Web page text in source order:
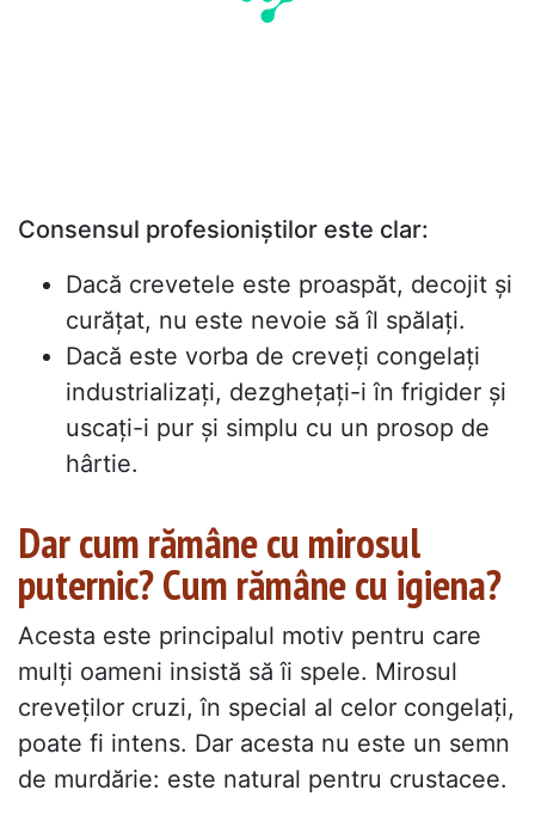
Consensul profesioniștilor este clar:
Dacă crevetele este proaspăt, decojit și
curățat, nu este nevoie să îl spălați.
Dacă este vorba de creveți congelați
industrializați, dezghețați-i în frigider și
uscați-i pur și simplu cu un prosop de
hârtie.
Dar cum rămâne cu mirosul
puternic? Cum rămâne cu igiena?
Acesta este principalul motiv pentru care
mulți oameni insistă să îi spele. Mirosul
creveților cruzi, în special al celor congelați,
poate fi intens. Dar acesta nu este un semn
de murdărie: este natural pentru crustacee.